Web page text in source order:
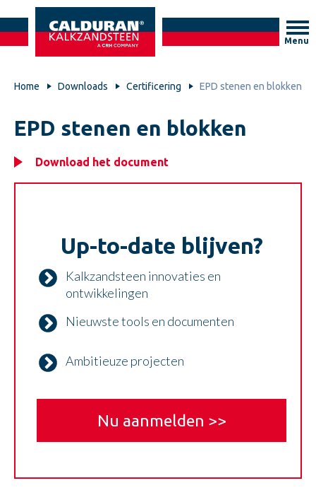
Menu
Home Downloads Certificering EPD stenen en blokken
EPD stenen en blokken
Download het document
Up-to-date blijven?
Kalkzandsteen innovaties en
ontwikkelingen
Nieuwste tools en documenten
Ambitieuze projecten
Nu aanmelden >>